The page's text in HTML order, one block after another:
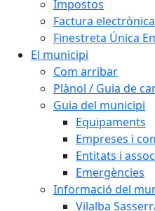
Impostos
Factura electrònica
Finestreta Única
El municipi
Com arribar
Plànol / Guia de
Guia del municipi
Equipaments
Empreses i
Entitats i
Emergències
Informació del
Vilalba